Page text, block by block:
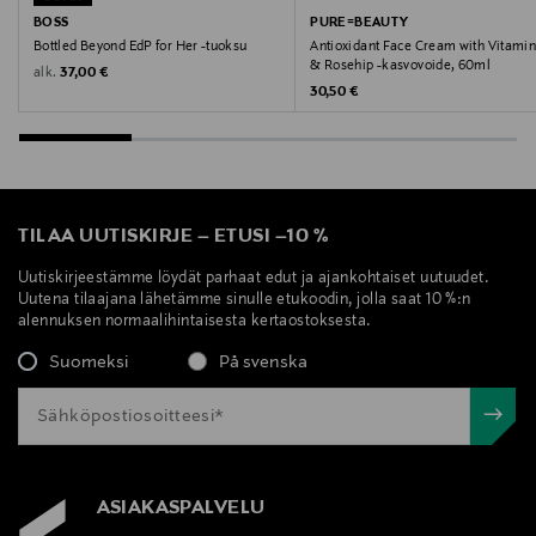
BOSS
Bottled Beyond EdP for Her -tuoksu
alk. Original Price
37,00 €
PURE=BEAUTY
Antioxidant Face Cream with
& Rosehip -kasvovoide, 60ml
Original Price
30,50 €
TILAA UUTISKIRJE – ETUSI –10 %
Uutiskirjeestämme löydät parhaat edut ja ajankohtaiset uutuudet.
Uutena tilaajana lähetämme sinulle etukoodin, jolla saat 10 %:n
alennuksen normaalihintaisesta kertaostoksesta.
Suomeksi På svenska
ASIAKASPALVELU